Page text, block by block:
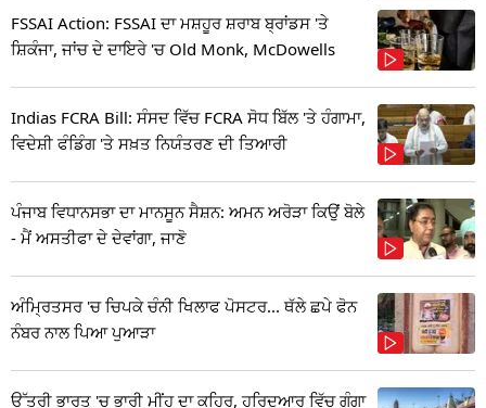
FSSAI Action: FSSAI ਦਾ ਮਸ਼ਹੂਰ ਸ਼ਰਾਬ ਬ੍ਰਾਂਡਸ 'ਤੇ
ਸ਼ਿਕੰਜਾ, ਜਾਂਚ ਦੇ ਦਾਇਰੇ 'ਚ Old Monk, McDowells
Indias FCRA Bill: ਸੰਸਦ ਵਿੱਚ FCRA ਸੋਧ ਬਿੱਲ 'ਤੇ ਹੰਗਾਮਾ,
ਵਿਦੇਸ਼ੀ ਫੰਡਿੰਗ 'ਤੇ ਸਖ਼ਤ ਨਿਯੰਤਰਣ ਦੀ ਤਿਆਰੀ
ਪੰਜਾਬ ਵਿਧਾਨਸਭਾ ਦਾ ਮਾਨਸੂਨ ਸੈਸ਼ਨ: ਅਮਨ ਅਰੋੜਾ ਕਿਉਂ ਬੋਲੇ
- ਮੈਂ ਅਸਤੀਫਾ ਦੇ ਦੇਵਾਂਗਾ, ਜਾਣੋ
ਅੰਮ੍ਰਿਤਸਰ 'ਚ ਚਿਪਕੇ ਚੰਨੀ ਖਿਲਾਫ ਪੋਸਟਰ... ਥੱਲੇ ਛਪੇ ਫੋਨ
ਨੰਬਰ ਨਾਲ ਪਿਆ ਪੁਆੜਾ
ਉੱਤਰੀ ਭਾਰਤ 'ਚ ਭਾਰੀ ਮੀਂਹ ਦਾ ਕਹਿਰ, ਹਰਿਦੁਆਰ ਵਿੱਚ ਗੰਗਾ